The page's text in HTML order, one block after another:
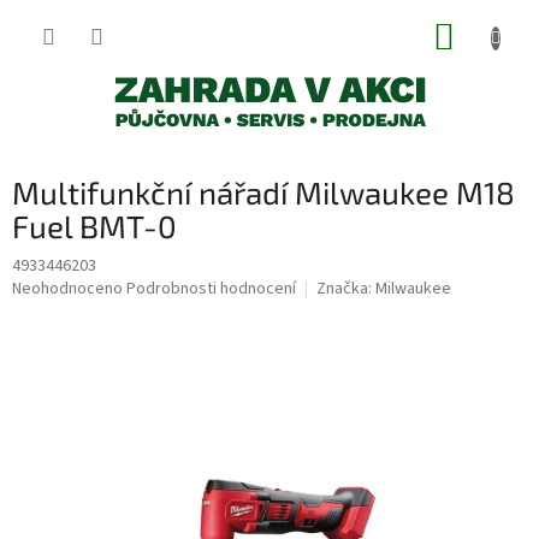
Multifunkční nářadí Milwaukee M18
Fuel BMT-0
4933446203
Průměrné
Neohodnoceno Podrobnosti hodnocení Značka: Milwaukee